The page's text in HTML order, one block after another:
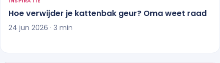
Hoe verwijder je kattenbak geur? Oma weet raad
24 jun 2026 · 3 min